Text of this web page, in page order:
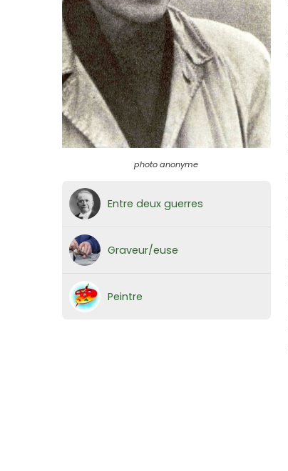
photo anonyme
Entre deux guerres
Graveur/euse
Peintre